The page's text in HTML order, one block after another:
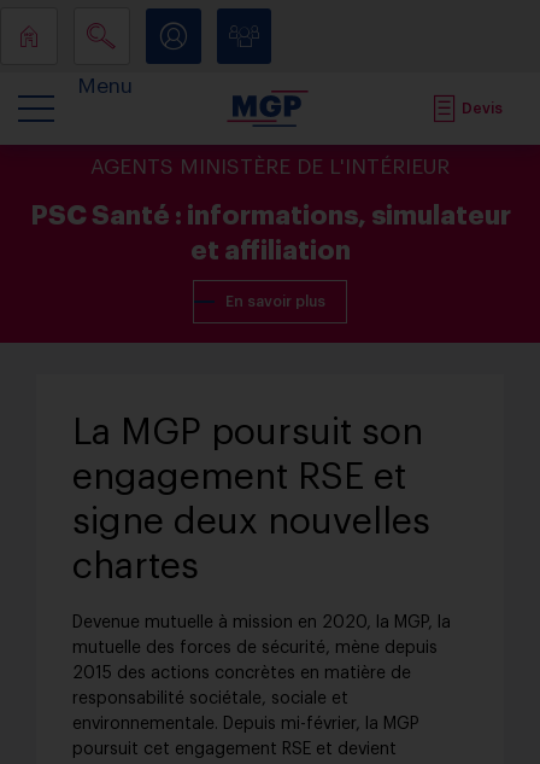
Menu
Devis
AGENTS MINISTÈRE DE L'INTÉRIEUR
PSC Santé : informations, simulateur
et affiliation
En savoir plus
La MGP poursuit son
engagement RSE et
signe deux nouvelles
chartes
Devenue mutuelle à mission en 2020, la MGP, la
mutuelle des forces de sécurité, mène depuis
2015 des actions concrètes en matière de
responsabilité sociétale, sociale et
environnementale. Depuis mi-février, la MGP
poursuit cet engagement RSE et devient